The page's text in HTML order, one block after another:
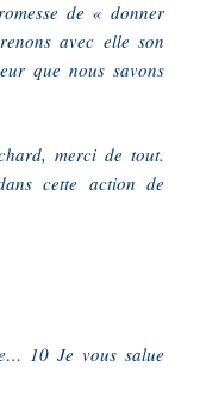
de « donner
avec elle son
que nous savons
merci de tout.
cette action de
10 Je vous salue